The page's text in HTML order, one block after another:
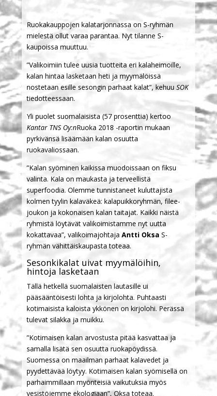
Ruokakauppojen kalatarjonnassa on S-ryhmän
mielestä ollut varaa parantaa. Nyt tilanne S-
kaupoissa muuttuu.
”Valikoimiin tulee uusia tuotteita eri kalaheimoille,
kalan hintaa lasketaan heti ja myymälöissä
nostetaan esille sesongin parhaat kalat”, kehuu SOK
tiedotteessaan.
Yli puolet suomalaisista (57 prosenttia) kertoo
Kantar TNS Oy:nRuoka 2018 -raportin mukaan
pyrkivänsä lisäämään kalan osuutta
ruokavaliossaan.
”Kalan syöminen kaikissa muodoissaan on fiksu
valinta. Kala on maukasta ja terveellistä
superfoodia. Olemme tunnistaneet kuluttajista
kolmen tyylin kalaväkeä: kalapuikkoryhmän, filee-
joukon ja kokonaisen kalan taitajat. Kaikki näistä
ryhmistä löytävät valikoimistamme nyt uutta
kokattavaa”, valikoimajohtaja Antti Oksa S-
ryhmän vähittäiskaupasta toteaa.
Sesonkikalat uivat myymälöihin,
hintoja lasketaan
Tällä hetkellä suomalaisten lautasille ui
pääsääntöisesti lohta ja kirjolohta. Puhtaasti
kotimaisista kaloista ykkönen on kirjolohi. Perässä
tulevat silakka ja muikku.
”Kotimaisen kalan arvostusta pitää kasvattaa ja
samalla lisätä sen osuutta ruokapöydissä.
Suomessa on maailman parhaat kalavedet ja
pyydettävää löytyy. Kotimaisen kalan syömisellä on
parhaimmillaan myönteisiä vaikutuksia myös
vesistöjemme ekologiaan”, Oksa toteaa.